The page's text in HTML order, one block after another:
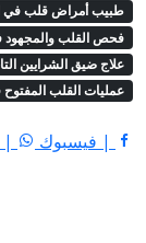
طبيب أمراض قلب في
فحص القلب والمجهود
علاج ضيق الشرايين
عمليات القلب
| فيسبوك |